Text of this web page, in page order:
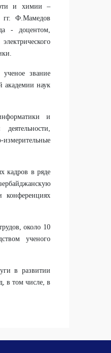
и химии –
гг. Ф.Мамедов
- доцентом,
звание
академии наук
и
кадров в ряде
конференциях
около 10
ученого
в развитии
в том числе, в